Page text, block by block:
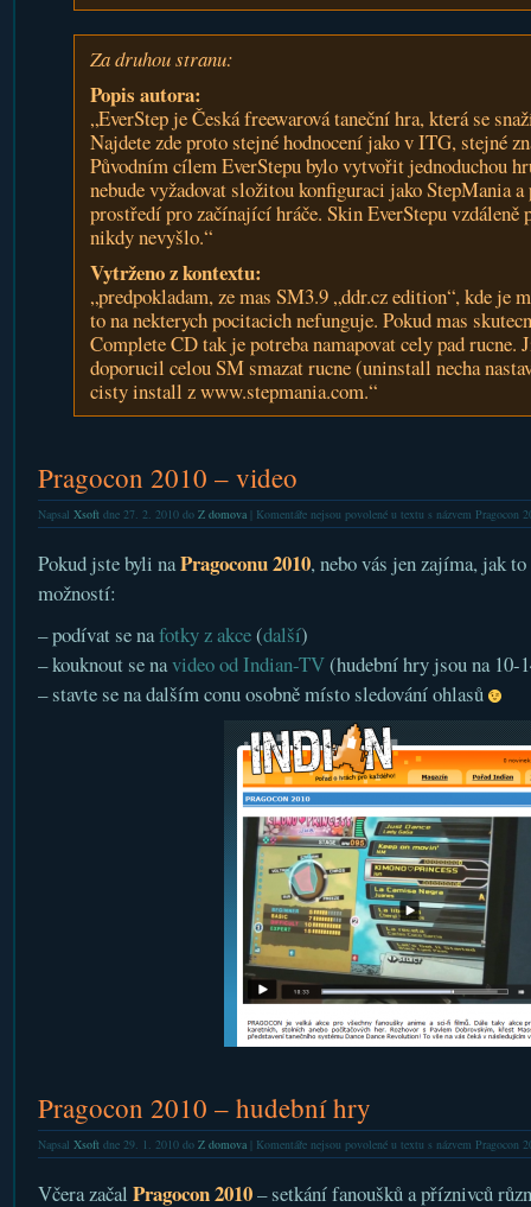
Za druhou stranu:
Popis autora:
„EverStep je Česká freewarová taneční hra, která se
Najdete zde proto stejné hodnocení jako v ITG, stejné
Původním cílem EverStepu bylo vytvořit jednoduchou
nebude vyžadovat složitou konfiguraci jako StepMania a
prostředí pro začínající hráče. Skin EverStepu
nikdy nevyšlo.“
Vytrženo z kontextu:
„predpokladam, ze mas SM3.9 „ddr.cz edition“, kde je
to na nekterych pocitacich nefunguje. Pokud mas
Complete CD tak je potreba namapovat cely pad rucne.
doporucil celou SM smazat rucne (uninstall necha
cisty install z www.stepmania.com.“
Pragocon 2010 – video
Napsal Xsoftdne 27. 2. 2010 do Z domova| Komentáře nejsou povolenéu textu s názvem Pragocon
Pokud jste byli naPragoconu 2010, nebo vás jen zajíma, jak
možností:
– podívat se nafotky z akce(další)
– kouknout se navideo od Indian-TV(hudební hry jsou na 10-
– stavte se na dalším conu osobně místo sledování ohlasů
Pragocon 2010 – hudební hry
Napsal Xsoftdne 29. 1. 2010 do Z domova| Komentáře nejsou povolenéu textu s názvem Pragocon
Včera začal Pragocon 2010– setkání fanoušků a příznivců